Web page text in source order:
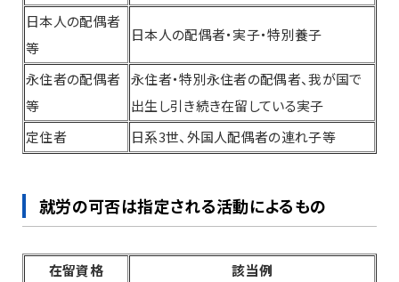
日本人の配偶者
等
日本人の配偶者・実子・特別養子
永住者の配偶者
等
永住者・特別永住者の配偶者、我が国で
出生し引き続き在留している実子
定住者
日系3世、外国人配偶者の連れ子等
就労の可否は指定される活動によるもの
在留資格 該当例